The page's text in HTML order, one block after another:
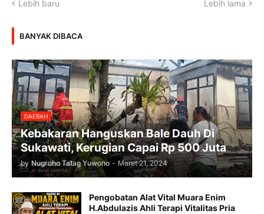
Lebih baru Lebih lama
BANYAK DIBACA
DAERAH
Kebakaran Hanguskan Bale Dauh Di
Sukawati, Kerugian Capai Rp 500 Juta
by Nugroho Tatag Yuwono - Maret 21, 2024
Pengobatan Alat Vital Muara Enim
H.Abdulazis Ahli Terapi Vitalitas Pria